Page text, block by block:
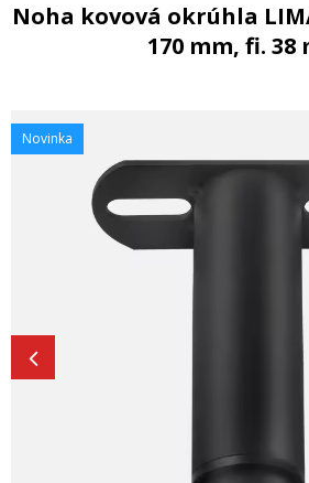
Noha kovová okrúhla
170 mm, fi. 38
Novinka